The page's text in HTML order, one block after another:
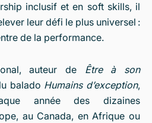
inclusif et en soft skills, il
leur défi le plus universel :
de la performance.
auteur de Être à son
balado Humains d’exception,
année des dizaines
au Canada, en Afrique ou